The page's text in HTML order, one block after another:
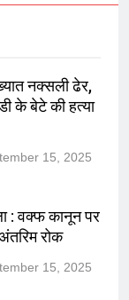
नक्सली ढेर,
के बेटे की हत्या
15, 2025
: वक्फ कानून पर
रोक
15, 2025